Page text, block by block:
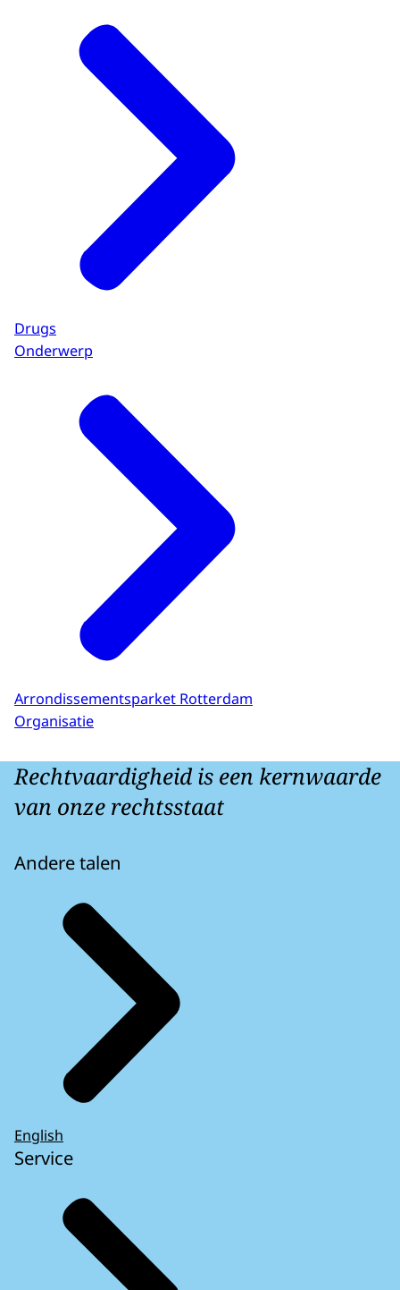
Drugs
Onderwerp
Arrondissementsparket Rotterdam
Organisatie
Rechtvaardigheid is een kernwaarde
van onze rechtsstaat
Andere talen
English
Service